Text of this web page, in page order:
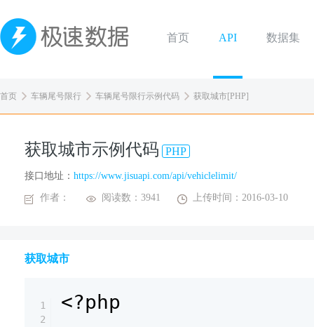
首页 API 数据集
首页 车辆尾号限行 车辆尾号限行示例代码 获取城市[PHP]
获取城市示例代码 PHP
接口地址： https://www.jisuapi.com/api/vehiclelimit/
作者： 阅读数：3941 上传时间：2016-03-10
获取城市
1
2
<?php